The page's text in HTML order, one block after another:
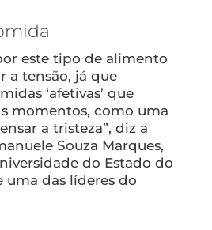
este tipo de alimento
a tensão, já que
‘afetivas’ que
momentos, como uma
a tristeza”, diz a
Souza Marques,
do Estado do
uma das líderes do